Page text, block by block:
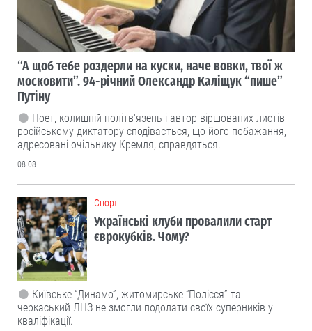
“А щоб тебе роздерли на куски, наче вовки, твої ж
московити”. 94-річний Олександр Каліщук “пише”
Путіну
Поет, колишній політв'язень і автор віршованих листів
російському диктатору сподівається, що його побажання,
адресовані очільнику Кремля, справдяться.
08.08
Cпорт
Українські клуби провалили старт
єврокубків. Чому?
Київське “Динамо”, житомирське “Полісся” та
черкаський ЛНЗ не змогли подолати своїх суперників у
кваліфікації.